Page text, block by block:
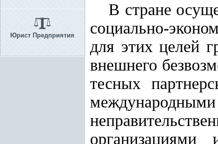
Юрист Предприятия
В стране
социально-
для этих целей
внешнего
тесных